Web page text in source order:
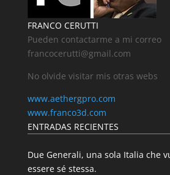
FRANCO CERUTTI
Pueden contactarme a mi correo
francocerutti@gmail.com
No olvide visitar mis otras webs
www.aethergpro.com
www.franco3d.com
ENTRADAS RECIENTES
Due Generali, una sola Italia che
essere sé stessa.